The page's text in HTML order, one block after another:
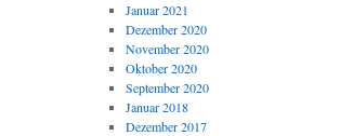
Januar 2021
Dezember 2020
November 2020
Oktober 2020
September 2020
Januar 2018
Dezember 2017